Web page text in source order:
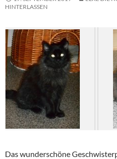
HINTERLASSEN
Das wunderschöne